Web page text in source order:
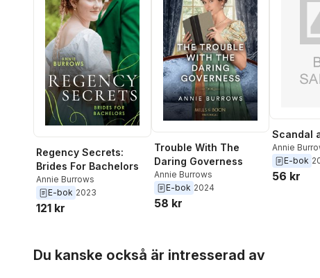
Regency Secrets:
Brides For Bachelors
Annie Burrows
E-bok 2023
121 kr
Trouble With The
Daring Governess
Annie Burrows
E-bok 2024
58 kr
Scandal
Annie
E-bok
56 kr
Du kanske också är intresserad av